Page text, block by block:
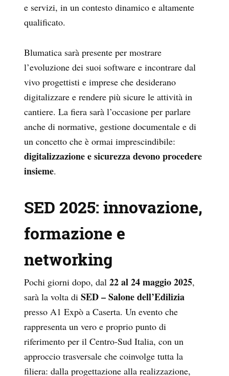
e servizi, in un contesto dinamico e altamente
qualificato.
Blumatica sarà presente per mostrare
l’evoluzione dei suoi software e incontrare dal
vivo progettisti e imprese che desiderano
digitalizzare e rendere più sicure le attività in
cantiere. La fiera sarà l’occasione per parlare
anche di normative, gestione documentale e di
un concetto che è ormai imprescindibile:
digitalizzazione e sicurezza devono procedere
insieme.
SED 2025: innovazione,
formazione e
networking
Pochi giorni dopo, dal 22 al 24 maggio 2025,
sarà la volta di SED – Salone dell’Edilizia
presso A1 Expò a Caserta. Un evento che
rappresenta un vero e proprio punto di
riferimento per il Centro-Sud Italia, con un
approccio trasversale che coinvolge tutta la
filiera: dalla progettazione alla realizzazione,